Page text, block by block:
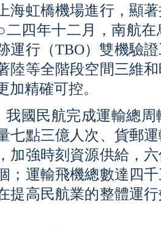
海虹橋機場進行，顯
二四年十二月，南航
運行（TBO）雙機驗
陸等全階段空間三維
加精確可控。
我國民航完成運輸總
七點三億人次、貨郵
加強時刻資源供給，
；運輸飛機總數達四
提高民航業的整體運